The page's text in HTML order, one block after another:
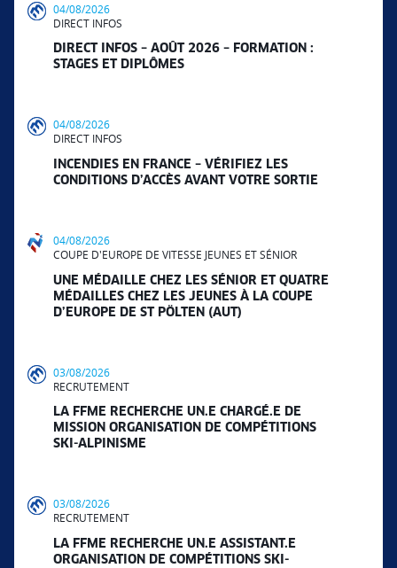
04/08/2026
DIRECT INFOS
DIRECT INFOS – AOÛT 2026 – FORMATION :
STAGES ET DIPLÔMES
04/08/2026
DIRECT INFOS
INCENDIES EN FRANCE – VÉRIFIEZ LES
CONDITIONS D’ACCÈS AVANT VOTRE SORTIE
04/08/2026
COUPE D'EUROPE DE VITESSE JEUNES ET SÉNIOR
UNE MÉDAILLE CHEZ LES SÉNIOR ET QUATRE
MÉDAILLES CHEZ LES JEUNES À LA COUPE
D’EUROPE DE ST PÖLTEN (AUT)
03/08/2026
RECRUTEMENT
LA FFME RECHERCHE UN.E CHARGÉ.E DE
MISSION ORGANISATION DE COMPÉTITIONS
SKI-ALPINISME
03/08/2026
RECRUTEMENT
LA FFME RECHERCHE UN.E ASSISTANT.E
ORGANISATION DE COMPÉTITIONS SKI-